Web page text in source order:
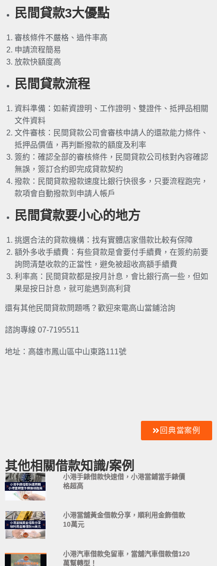
民間貸款3大優點
審核條件不嚴格、過件率高
申請流程簡易
放款快額度高
民間貸款流程
資料準備：如薪資證明、工作證明、雙證件、抵押品相關
文件資料
文件審核：民間貸款公司會審核申請人的還款能力條件、
抵押品價值，再判斷撥款的額度及利率
簽約：確認全部的審核條件，民間貸款公司核對內容確認
無誤，簽訂合約即完成貸款契約
撥款：民間貸款撥款速度比銀行快很多，只要流程跑完，
款項會自動撥款到申請人帳戶
民間貸款要小心的地方
挑選合法的貸款機構：找有實體店家借款比較有保障
額外多收手續費：有些貸款是會要付手續費，在簽約前要
詢問清楚收款的正當性，避免被超收高額手續費
利率高：民間貸款都是按月計息，會比銀行高一些，但如
果是按日計息，就可能遇到高利貸
還有其他民間貸款問題嗎？歡迎來電高山當鋪洽詢
諮詢專線 07-7195511
地址：高雄市鳳山區中山東路111號
回典當案例
其他相關借款知識/案例
小港手錶借款快速借，小港當鋪當手錶價
格超高
小港當舖黃金借款分享，順利用金飾借款
10萬元
小港汽車借款免留車，當舖汽車借款借120
萬幫轉型！